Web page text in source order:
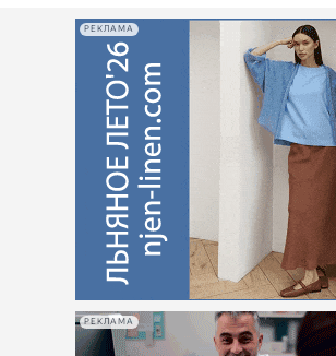
РЕКЛАМА
РЕКЛАМА